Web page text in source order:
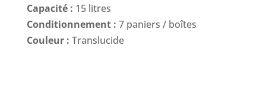
Capacité : 15 litres
Conditionnement : 7 paniers / boîtes
Couleur : Translucide